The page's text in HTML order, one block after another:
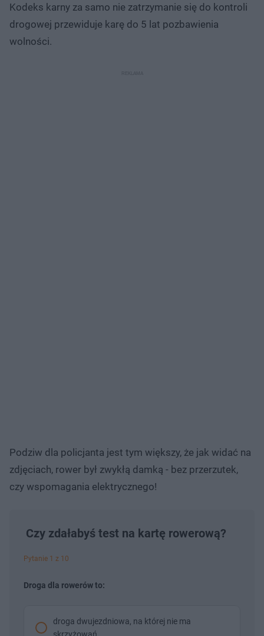
Kodeks karny za samo nie zatrzymanie się do kontroli
drogowej przewiduje karę do 5 lat pozbawienia
wolności.
Podziw dla policjanta jest tym większy, że jak widać na
zdjęciach, rower był zwykłą damką - bez przerzutek,
czy wspomagania elektrycznego!
Czy zdałabyś test na kartę rowerową?
Pytanie 1 z 10
Droga dla rowerów to:
droga dwujezdniowa, na której nie ma
skrzyżowań